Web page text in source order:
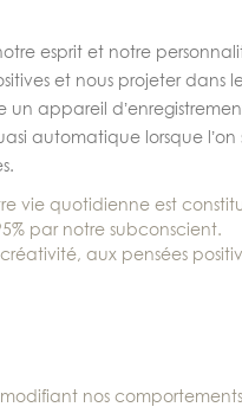
esprit et notre
et nous projeter dans
un appareil
automatique lorsque l’on
vie quotidienne est
par notre subconscient.
aux pensées
nos